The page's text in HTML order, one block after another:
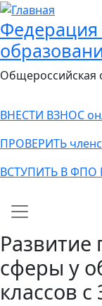
Федерация
Общероссийская
ВНЕСТИ ВЗНОС
ПРОВЕРИТЬ
ВСТУПИТЬ В ФПО
Main
Развитие
сферы у
классов с